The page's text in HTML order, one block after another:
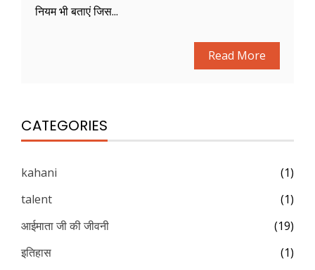
नियम भी बताएं जिस...
Read More
CATEGORIES
kahani
(1)
talent
(1)
आईमाता जी की जीवनी
(19)
इतिहास
(1)